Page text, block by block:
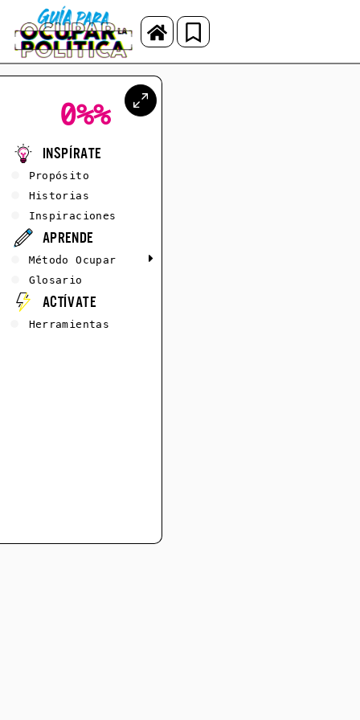
0%%
Inspírate
Propósito
Historias
Inspiraciones
Aprende
Método Ocupar
Glosario
Actívate
Herramientas